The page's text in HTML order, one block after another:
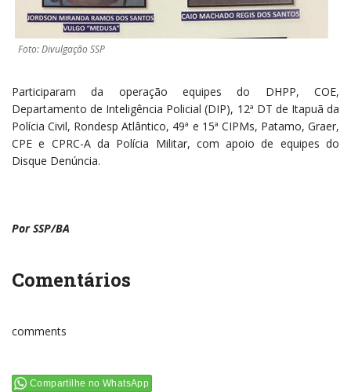
Foto: Divulgação SSP
Participaram da operação equipes do DHPP, COE,
Departamento de Inteligência Policial (DIP), 12ª DT de Itapuã da
Polícia Civil, Rondesp Atlântico, 49ª e 15ª CIPMs, Patamo, Graer,
CPE e CPRC-A da Polícia Militar, com apoio de equipes do
Disque Denúncia.
Por SSP/BA
Comentários
comments
Compartilhe no WhatsApp